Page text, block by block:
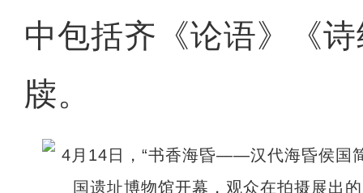
中包括齐《论语》《
牍。